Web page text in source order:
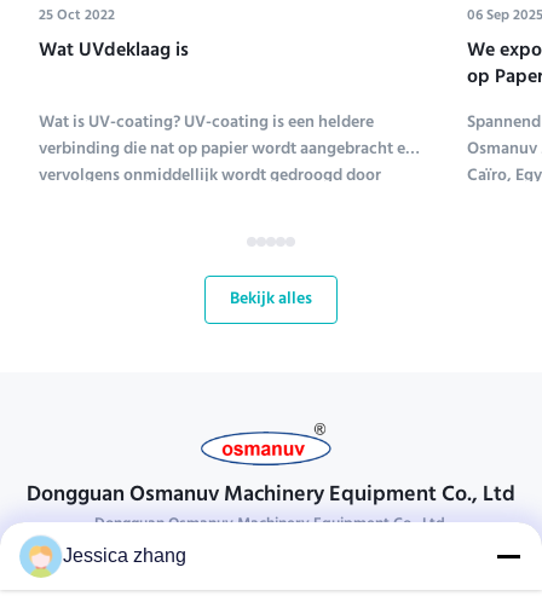
25 Oct 2022
Wat UVdeklaag is
Wat is UV-coating? UV-coating is een heldere
verbinding die nat op papier wordt aangebracht en
vervolgens onmiddellijk wordt gedroogd door
ultraviolet coating). Verschillende soorten
verbindingen worden gebruikt om papier te coaten;
06 Sep 2025
We
op
Caïro,
Bekijk alles
Dongguan Osmanuv Machinery Equipment Co., Ltd
Dongguan Osmanuv Machinery Equipment Co., Ltd.
Neem contact op.
Jessica zhang